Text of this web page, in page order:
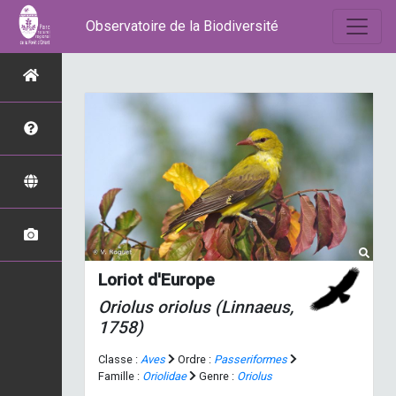
Observatoire de la Biodiversité
Loriot d'Europe
Oriolus oriolus(Linnaeus,
1758)
Classe : Aves Ordre : Passeriformes
Famille : Oriolidae Genre : Oriolus